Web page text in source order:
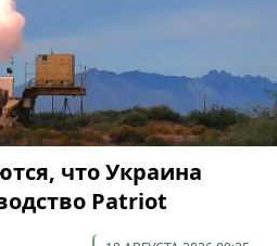
что Украина
Patriot